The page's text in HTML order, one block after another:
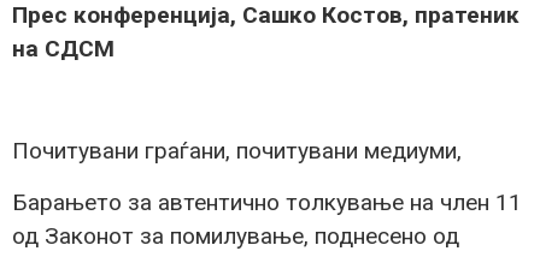
Прес конференција, Сашко Костов, пратеник
на СДСМ
Почитувани граѓани, почитувани медиуми,
Барањето за автентично толкување на член 11
од Законот за помилување, поднесено од